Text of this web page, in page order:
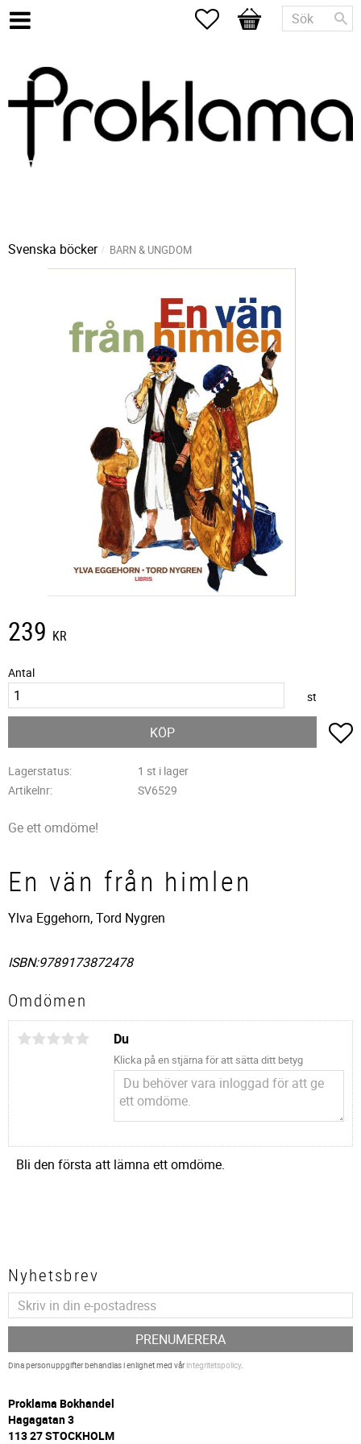
Favoriter
Kundvagn
Svenska böcker BARN & UNGDOM
239 KR
Antal
st
KÖP
Lagerstatus
1 st i lager
Artikelnr
SV6529
Ge ett omdöme!
En vän från himlen
Ylva Eggehorn, Tord Nygren
ISBN:9789173872478
Omdömen
Du
Klicka på en stjärna för att sätta ditt betyg
Bli den första att lämna ett omdöme.
Nyhetsbrev
PRENUMERERA
Dina personuppgifter behandlas i enlighet med vårintegritetspolicy.
Proklama Bokhandel
Hagagatan 3
113 27 STOCKHOLM